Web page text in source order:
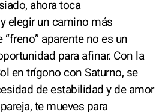
ahora toca
elegir un camino más
aparente no es un
para afinar. Con la
en trígono con Saturno, se
de estabilidad y de amor
te mueves para